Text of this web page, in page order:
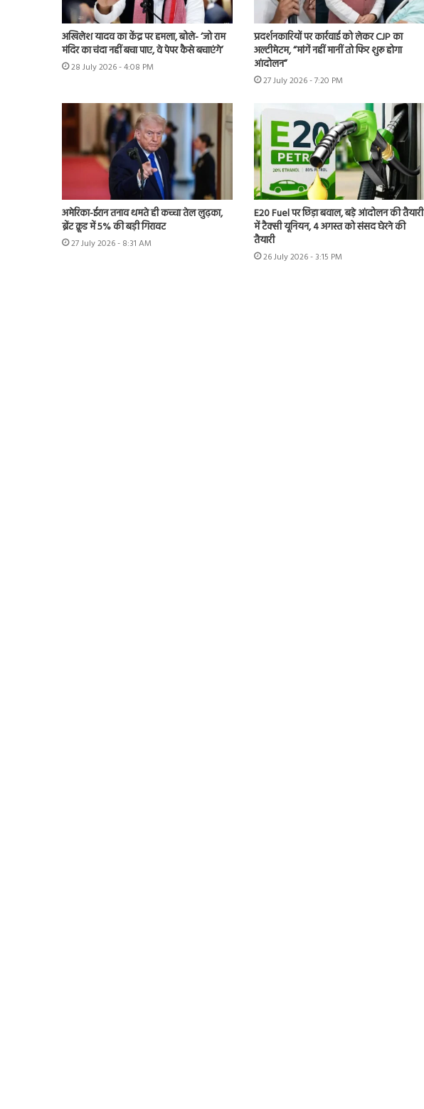
अखिलेश यादव का केंद्र पर हमला, बोले- ‘जो राम
मंदिर का चंदा नहीं बचा पाए, वे पेपर कैसे बचाएंगे’
28 July 2026 - 4:08 PM
प्रदर्शनकारियों पर कार्रवाई को लेकर CJP का
अल्टीमेटम, “मांगें नहीं मानीं तो फिर शुरू होगा
आंदोलन”
27 July 2026 - 7:20 PM
अमेरिका-ईरान तनाव थमते ही कच्चा तेल लुढ़का,
ब्रेंट क्रूड में 5% की बड़ी गिरावट
27 July 2026 - 8:31 AM
E20 Fuel पर छिड़ा बवाल, बड़े आंदोलन की तैयारी
में टैक्सी यूनियन, 4 अगस्त को संसद घेरने की
तैयारी
26 July 2026 - 3:15 PM